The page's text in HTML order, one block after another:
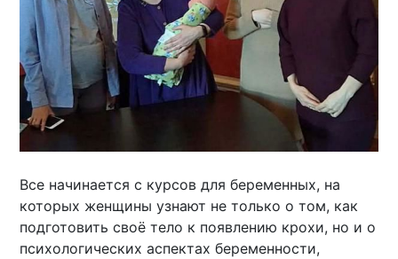
Все начинается с курсов для беременных, на
которых женщины узнают не только о том, как
подготовить своё тело к появлению крохи, но и о
психологических аспектах беременности,